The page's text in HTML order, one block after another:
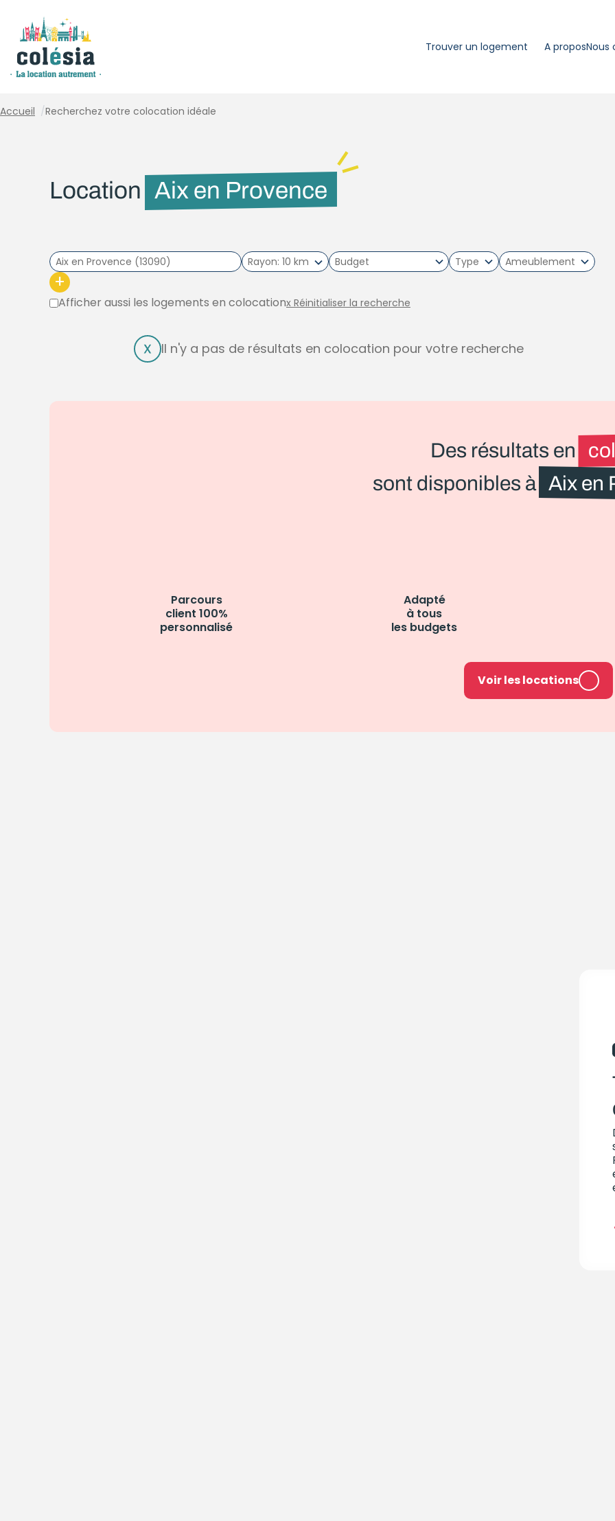
Trouver un logement A proposNous
Accueil /Recherchez votre colocation idéale
Location Aix en Provence
Rayon 10 km Type Ameublement
+
Afficher aussi les logements en colocationx Réinitialiser la recherche
Il n'y a pas de résultats en colocation pour votre recherche
Des résultats en
sont disponibles à Aix en
Parcours
client 100%
personnalisé
Adapté
à tous
les budgets
Voir les locations